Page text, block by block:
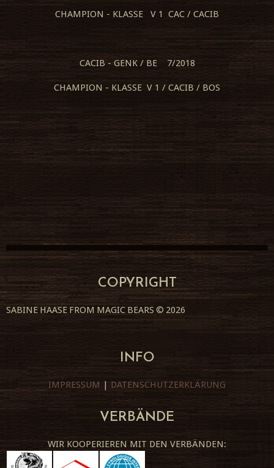
CHAMPION - KLASSE V 1 CAC / CACIB
CACIB - GENK / BE 7/2018
CHAMPION - KLASSE V 1 / CACIB / BOS
COPYRIGHT
SABINE HAASE FROM MAGIC BEARS © 2026
INFO
IMPRESSUM | DATENSCHUTZERKLÄRUNG
VERBÄNDE
WIR KOOPERIEREN MIT DEN VERBÄNDEN: